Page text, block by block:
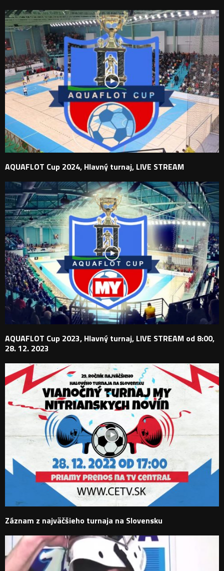
AQUAFLOT Cup 2024, Hlavný turnaj, LIVE STREAM
AQUAFLOT Cup 2023, Hlavný turnaj, LIVE STREAM od 8:00,
28. 12. 2023
Záznam z najväčšieho turnaja na Slovensku